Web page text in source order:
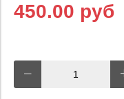
450.00 руб